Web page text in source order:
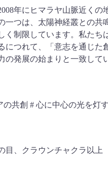
年にヒマラヤ山脈近く
一つは、太陽神経叢との
く制限しています。私た
につれて、「意志を通じ
の発展の始まりと一致し
共創 # 心に中心の光を灯
目、クラウンチャクラ以上